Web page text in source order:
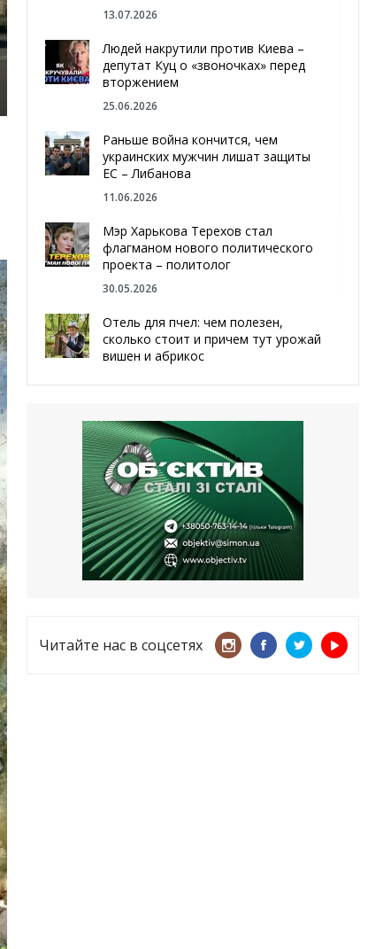
13.07.2026
Людей накрутили против Киева –
депутат Куц о «звоночках» перед
вторжением
25.06.2026
Раньше война кончится, чем
украинских мужчин лишат защиты
ЕС – Либанова
11.06.2026
Мэр Харькова Терехов стал
флагманом нового политического
проекта – политолог
30.05.2026
Отель для пчел: чем полезен,
сколько стоит и причем тут урожай
вишен и абрикос
Чугуева, города, который устоял,
несмотря ни на что
21.05.2026
«ТЦК нарушает закон? Пусть
платят!» Как благодаря штрафу
женщину сняли с учета
15.05.2026
Читайте нас в соцсетях